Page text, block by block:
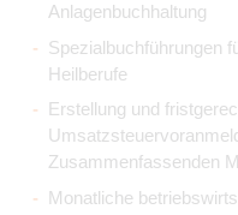
Anlagenbuchhaltung
Spezialbuchführungen
Heilberufe
Erstellung und
Zusammenfassenden
Monatliche